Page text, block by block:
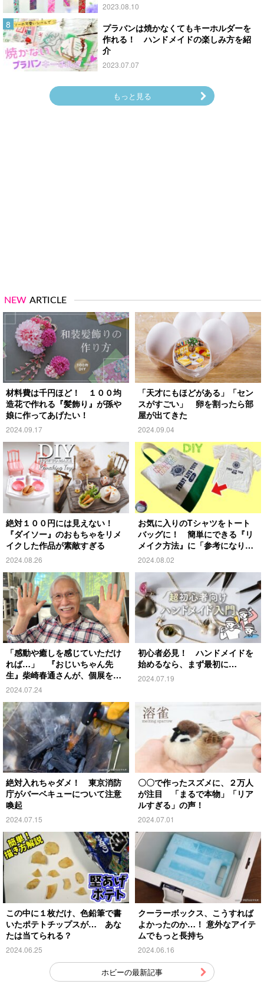
2023.08.10
プラバンは焼かなくてもキーホルダーを
作れる！ ハンドメイドの楽しみ方を紹
介
2023.07.07
もっと見る
NEW ARTICLE
材料費は千円ほど！ １００均
造花で作れる『髪飾り』が孫や
娘に作ってあげたい！
2024.09.17
「天才にもほどがある」「セン
スがすごい」 卵を割ったら部
屋が出てきた
2024.09.04
絶対１００円には見えない！
『ダイソー』のおもちゃをリメ
イクした作品が素敵すぎる
2024.08.26
お気に入りのTシャツをトート
バッグに！ 簡単にできる『リ
メイク方法』に「参考になりま
す」
2024.08.02
「感動や癒しを感じていただけ
れば…」 『おじいちゃん先
生』柴崎春通さんが、個展を開
催！
2024.07.24
初心者必見！ ハンドメイドを
始めるなら、まず最初に…
2024.07.19
絶対入れちゃダメ！ 東京消防
庁がバーベキューについて注意
喚起
2024.07.15
〇〇で作ったスズメに、２万人
が注目 「まるで本物」「リア
ルすぎる」の声！
2024.07.01
この中に１枚だけ、色鉛筆で書
いたポテトチップスが… あな
たは当てられる？
2024.06.25
クーラーボックス、こうすれば
よかったのか…！ 意外なアイテ
ムでもっと長持ち
2024.06.16
ホビーの最新記事